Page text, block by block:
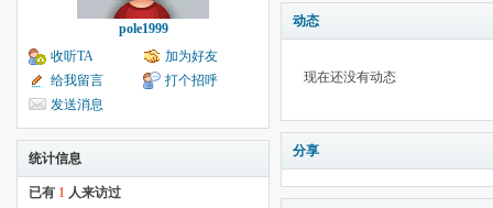
pole1999
收听TA
加为好友
给我留言
打个招呼
发送消息
统计信息
已有 1 人来访过
动态
现在还没有动态
分享